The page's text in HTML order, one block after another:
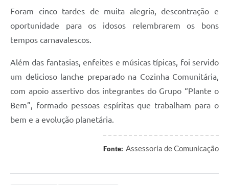
Foram cinco tardes de muita alegria, descontração e
oportunidade para os idosos relembrarem os bons
tempos carnavalescos.
Além das fantasias, enfeites e músicas típicas, foi servido
um delicioso lanche preparado na Cozinha Comunitária,
com apoio assertivo dos integrantes do Grupo “Plante o
Bem”, formado pessoas espíritas que trabalham para o
bem e a evolução planetária.
Fonte: Assessoria de Comunicação